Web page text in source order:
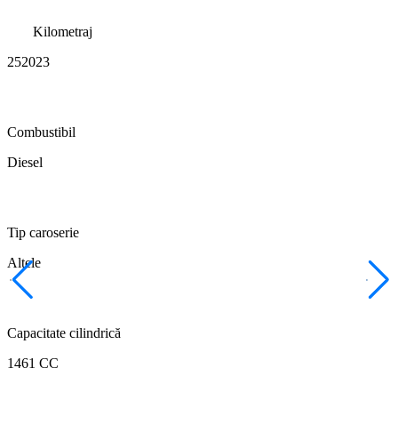
Kilometraj
252023
Combustibil
Diesel
Tip caroserie
Altele
Capacitate cilindrică
1461 CC